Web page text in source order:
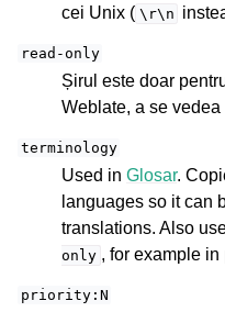
cei Unix ( \r\n
read-only
Șirul este doar
Weblate, a se vedea
terminology
Used in Glosar.
languages so it can
translations. Also
only , for example in
priority:N